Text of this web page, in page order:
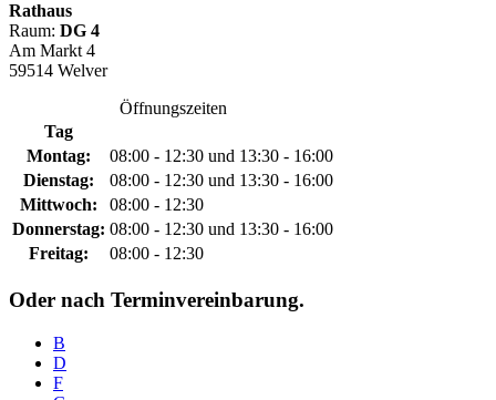
Rathaus
Raum: DG 4
Am Markt 4
59514 Welver
Öffnungszeiten
Tag
Montag:
08:00 - 12:30 und 13:30 - 16:00
Dienstag:
08:00 - 12:30 und 13:30 - 16:00
Mittwoch:
08:00 - 12:30
Donnerstag: 08:00 - 12:30 und 13:30 - 16:00
Freitag:
08:00 - 12:30
Oder nach Terminvereinbarung.
B
D
F